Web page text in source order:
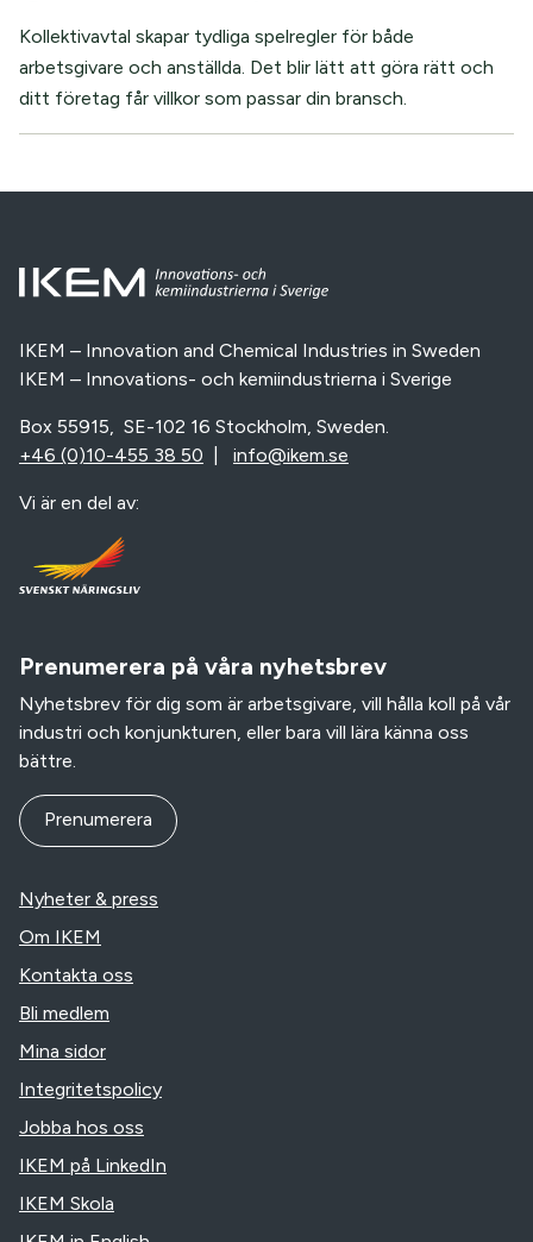
Kollektivavtal skapar tydliga spelregler för både
arbetsgivare och anställda. Det blir lätt att göra rätt och
ditt företag får villkor som passar din bransch.
IKEM – Innovation and Chemical Industries in Sweden
IKEM – Innovations- och kemiindustrierna i Sverige
Box 55915, SE-102 16 Stockholm, Sweden.
+46 (0)10-455 38 50
info@ikem.se
Vi är en del av:
Prenumerera på våra nyhetsbrev
Nyhetsbrev för dig som är arbetsgivare, vill hålla koll på vår
industri och konjunkturen, eller bara vill lära känna oss
bättre.
Prenumerera
Nyheter & press
Om IKEM
Kontakta oss
Bli medlem
Mina sidor
Integritetspolicy
Jobba hos oss
IKEM på LinkedIn
IKEM Skola